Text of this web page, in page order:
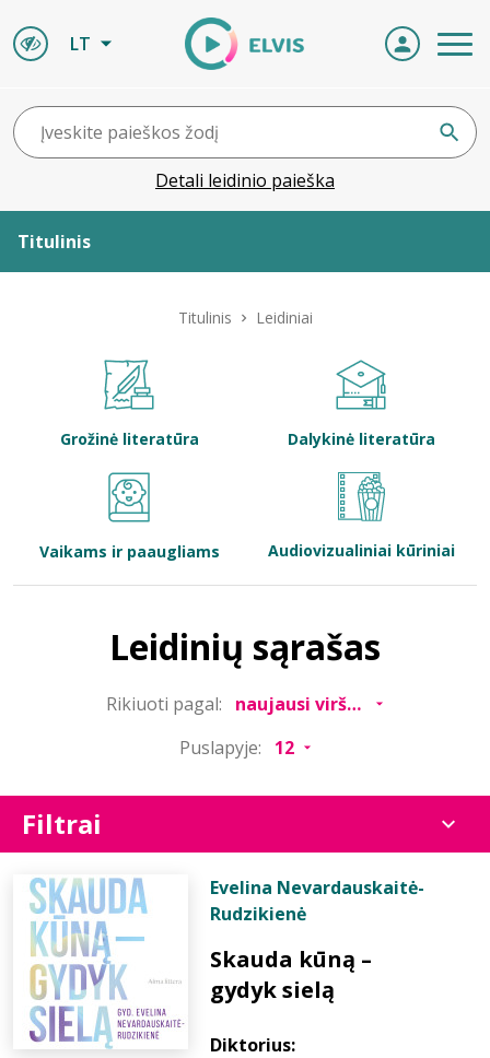
LT
Detali leidinio paieška
Titulinis
Bibliotekoms
Titulinis Leidiniai
Grožinė literatūra Dalykinė literatūra
Vaikams ir paaugliams Audiovizualiniai kūriniai
Leidinių sąrašas
Rikiuoti pagal:
Puslapyje:
Filtrai
Evelina Nevardauskaitė-
Rudzikienė
Skauda kūną –
gydyk sielą
Diktorius: